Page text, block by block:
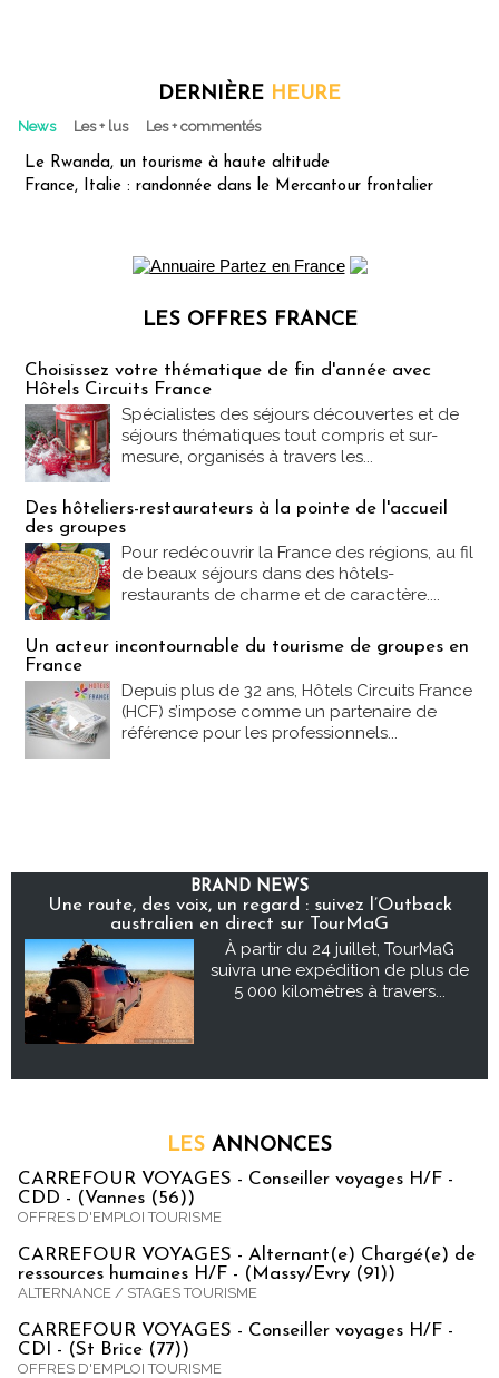
DERNIÈRE HEURE
News Les + lus Les + commentés
Le Rwanda, un tourisme à haute altitude
France, Italie : randonnée dans le Mercantour frontalier
LES OFFRES FRANCE
Choisissez votre thématique de fin d'année avec
Hôtels Circuits France
Spécialistes des séjours découvertes et de
séjours thématiques tout compris et sur-
mesure, organisés à travers les...
Des hôteliers-restaurateurs à la pointe de l'accueil
des groupes
Pour redécouvrir la France des régions, au fil
de beaux séjours dans des hôtels-
restaurants de charme et de caractère....
Un acteur incontournable du tourisme de groupes en
France
Depuis plus de 32 ans, Hôtels Circuits France
(HCF) s’impose comme un partenaire de
référence pour les professionnels...
BRAND NEWS
Une route, des voix, un regard : suivez l’Outback
australien en direct sur TourMaG
À partir du 24 juillet, TourMaG
suivra une expédition de plus de
5 000 kilomètres à travers...
LES ANNONCES
CARREFOUR VOYAGES - Conseiller voyages H/F -
CDD - (Vannes (56))
OFFRES D'EMPLOI TOURISME
CARREFOUR VOYAGES - Alternant(e) Chargé(e) de
ressources humaines H/F - (Massy/Evry (91))
ALTERNANCE / STAGES TOURISME
CARREFOUR VOYAGES - Conseiller voyages H/F -
CDI - (St Brice (77))
OFFRES D'EMPLOI TOURISME